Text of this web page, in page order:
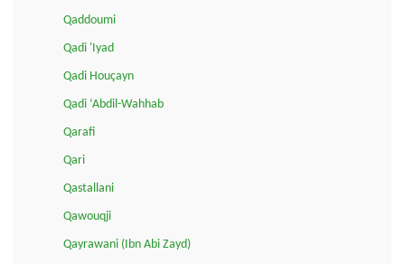
Qaddoumi
Qadi 'Iyad
Qadi Houçayn
Qadi ‘Abdil-Wahhab
Qarafi
Qari
Qastallani
Qawouqji
Qayrawani (Ibn Abi Zayd)